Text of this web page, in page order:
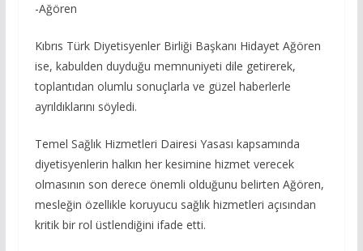
-Ağören
Kıbrıs Türk Diyetisyenler Birliği Başkanı Hidayet Ağören
ise, kabulden duyduğu memnuniyeti dile getirerek,
toplantıdan olumlu sonuçlarla ve güzel haberlerle
ayrıldıklarını söyledi.
Temel Sağlık Hizmetleri Dairesi Yasası kapsamında
diyetisyenlerin halkın her kesimine hizmet verecek
olmasının son derece önemli olduğunu belirten Ağören,
mesleğin özellikle koruyucu sağlık hizmetleri açısından
kritik bir rol üstlendiğini ifade etti.